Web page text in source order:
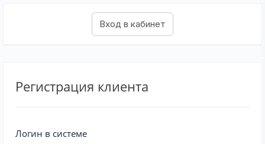
Регистрация клиента
Логин в системе